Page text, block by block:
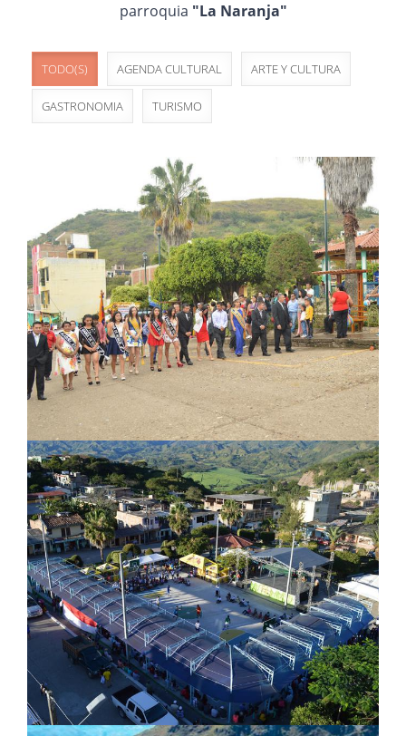
parroquia "La Naranja"
TODO(S) AGENDA CULTURAL ARTE Y CULTURA
GASTRONOMIA TURISMO
25 de Mayo - Aniversario de Parroquialización
Agenda cultural
Parque Central
Turismo